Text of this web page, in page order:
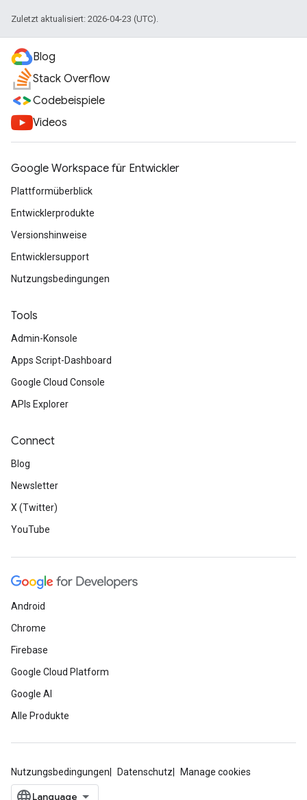
Zuletzt aktualisiert: 2026-04-23 (UTC).
Blog
Stack Overflow
Codebeispiele
Videos
Google Workspace für Entwickler
Plattformüberblick
Entwicklerprodukte
Versionshinweise
Entwicklersupport
Nutzungsbedingungen
Tools
Admin-Konsole
Apps Script-Dashboard
Google Cloud Console
APIs Explorer
Connect
Blog
Newsletter
X (Twitter)
YouTube
Android
Chrome
Firebase
Google Cloud Platform
Google AI
Alle Produkte
Nutzungsbedingungen Datenschutz Manage cookies